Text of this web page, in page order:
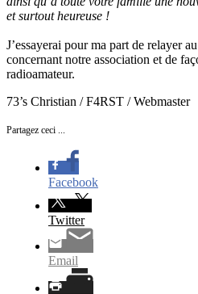
et surtout heureuse !
J’essayerai pour ma part de relayer
concernant notre association et de
radioamateur.
73’s Christian / F4RST / Webmaster
Partagez ceci ...
Facebook
Twitter
Email